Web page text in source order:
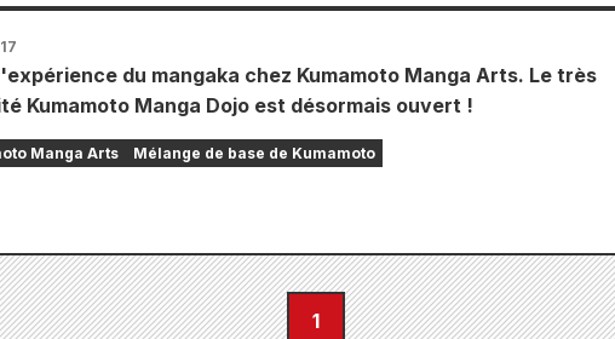
du mangaka chez Kumamoto Manga Arts. Le très
Kumamoto Manga Dojo est désormais ouvert !
Manga Arts Mélange de base de Kumamoto
1